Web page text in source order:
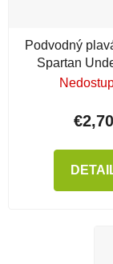
Podvodný
Spartan
Catfish
€2,70